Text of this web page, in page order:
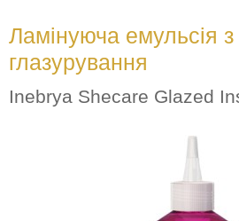
Ламінуюча емульсія
глазурування
Inebrya Sheсare Glazed